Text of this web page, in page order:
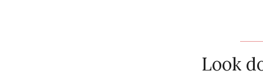
Look